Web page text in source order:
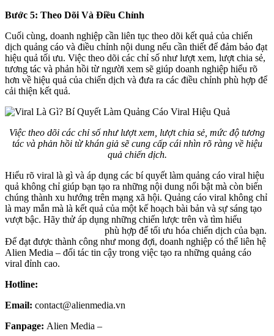
Bước 5: Theo Dõi Và Điều Chỉnh
Cuối cùng, doanh nghiệp cần liên tục theo dõi kết quả của chiến
dịch quảng cáo và điều chỉnh nội dung nếu cần thiết để đảm bảo đạt
hiệu quả tối ưu. Việc theo dõi các chỉ số như lượt xem, lượt chia sẻ,
tương tác và phản hồi từ người xem sẽ giúp doanh nghiệp hiểu rõ
hơn về hiệu quả của chiến dịch và đưa ra các điều chỉnh phù hợp để
cải thiện kết quả.
Việc theo dõi các chỉ số như lượt xem, lượt chia sẻ, mức độ tương
tác và phản hồi từ khán giả sẽ cung cấp cái nhìn rõ ràng về hiệu
quả chiến dịch.
Hiểu rõ viral là gì và áp dụng các bí quyết làm quảng cáo viral hiệu
quả không chỉ giúp bạn tạo ra những nội dung nổi bật mà còn biến
chúng thành xu hướng trên mạng xã hội. Quảng cáo viral không chỉ
là may mắn mà là kết quả của một kế hoạch bài bản và sự sáng tạo
vượt bậc. Hãy thử áp dụng những chiến lược trên và tìm hiểu
phù hợp để tối ưu hóa chiến dịch của bạn.
Để đạt được thành công như mong đợi, doanh nghiệp có thể liên hệ
Alien Media – đối tác tin cậy trong việc tạo ra những quảng cáo
viral đỉnh cao.
Hotline:
Email: contact@alienmedia.vn
Fanpage: Alien Media –